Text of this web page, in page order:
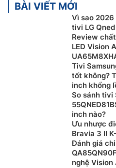
BÀI VIẾT MỚI
Vì sao
tivi LG
Review
LED Vision
Tivi
tốt không?
inch khổng
So sánh tivi
inch nào?
Ưu nhược
Bravia 3 II
Đánh giá
nghệ Vision